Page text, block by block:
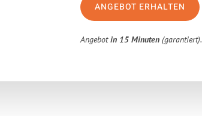
ANGEBOT ERHALTEN
Angebotin 15 Minuten (garantiert).